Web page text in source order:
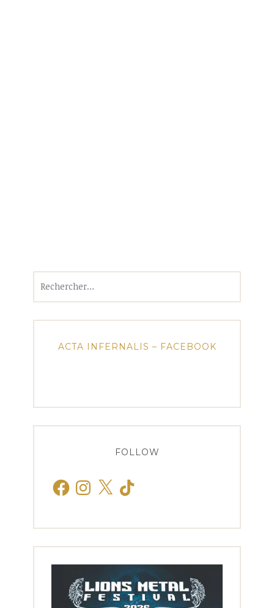
ACTA INFERNALIS – FACEBOOK
FOLLOW
FacebookInstagram
X TikTok